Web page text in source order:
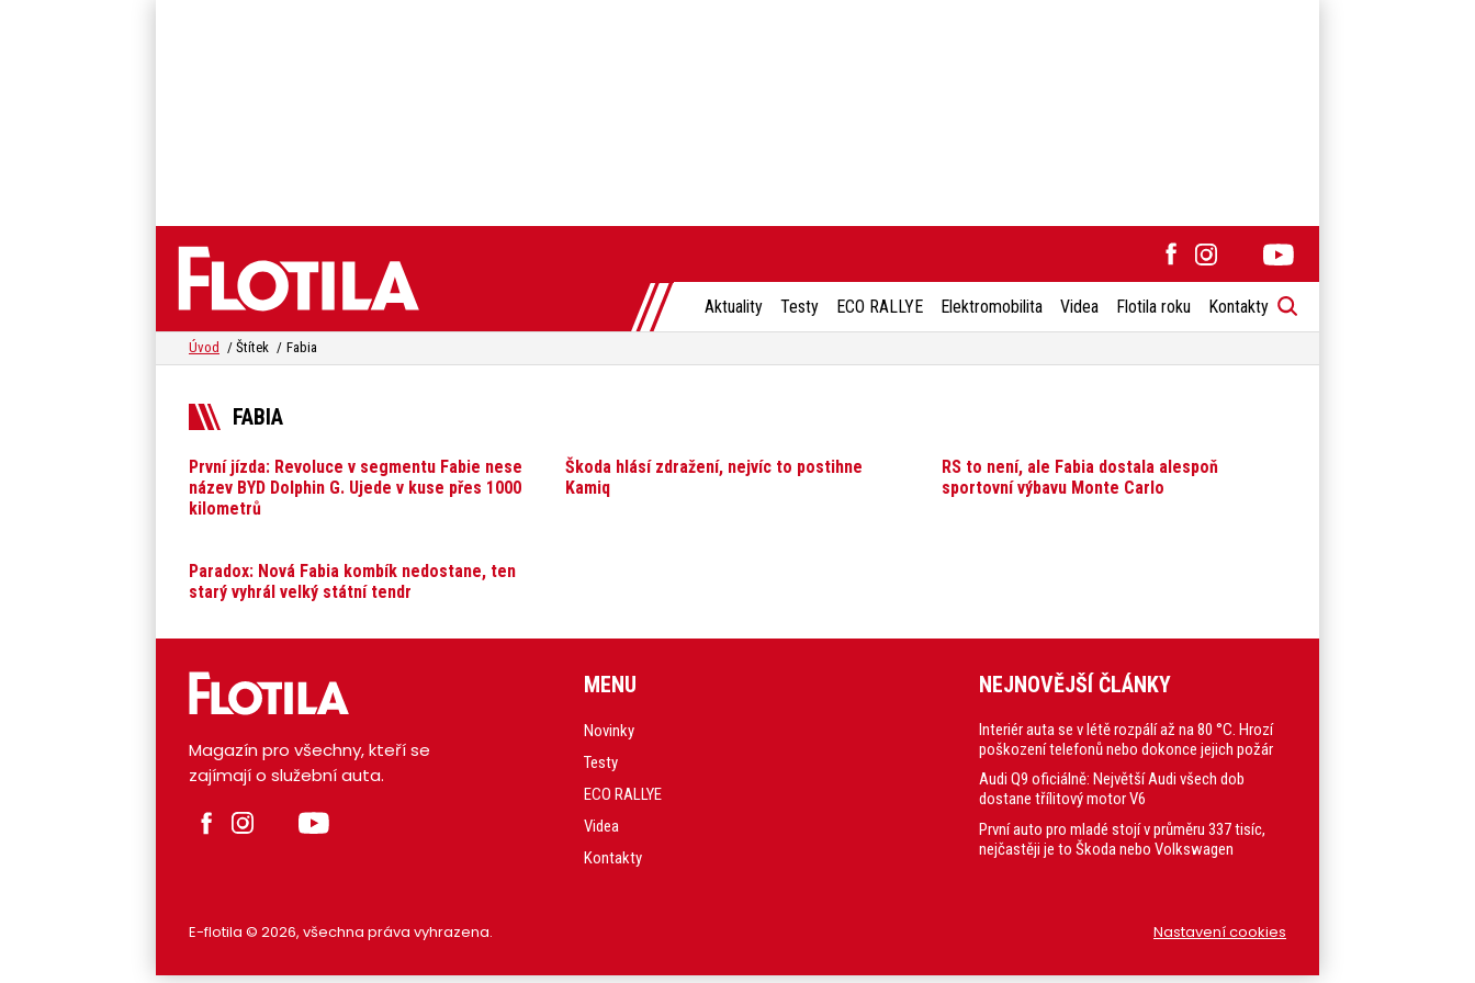
Aktuality Testy ECO RALLYE Elektromobilita Videa Flotila roku Kontakty
Úvod Štítek Fabia
FABIA
První jízda: Revoluce v segmentu Fabie nese
název BYD Dolphin G. Ujede v kuse přes 1000
kilometrů
Škoda hlásí zdražení, nejvíc to postihne
Kamiq
RS to není, ale Fabia dostala alespoň
sportovní výbavu Monte Carlo
Paradox: Nová Fabia kombík nedostane, ten
starý vyhrál velký státní tendr
Magazín pro všechny, kteří se
zajímají o služební auta.
MENU
Novinky
Testy
ECO RALLYE
Videa
Kontakty
NEJNOVĚJŠÍ ČLÁNKY
Interiér auta se v létě rozpálí až na 80 °C. Hrozí
poškození telefonů nebo dokonce jejich požár
Audi Q9 oficiálně: Největší Audi všech dob
dostane třílitový motor V6
První auto pro mladé stojí v průměru 337 tisíc,
nejčastěji je to Škoda nebo Volkswagen
E-flotila © 2026, všechna práva vyhrazena. Nastavení cookies